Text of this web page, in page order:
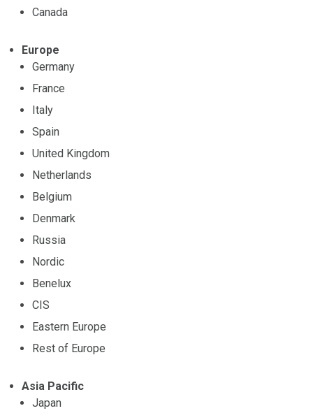
Canada
Europe
Germany
France
Italy
Spain
United Kingdom
Netherlands
Belgium
Denmark
Russia
Nordic
Benelux
CIS
Eastern Europe
Rest of Europe
Asia Pacific
Japan